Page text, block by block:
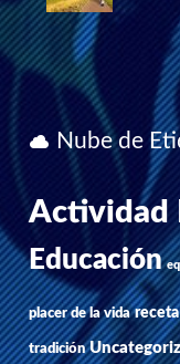
Nube de
Actividad
Educación
placer de la vida receta
tradición